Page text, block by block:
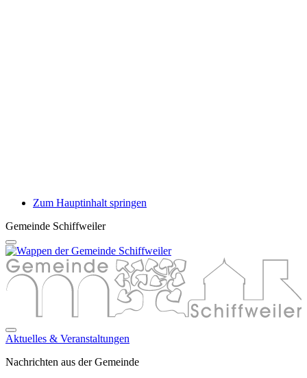
Zum Hauptinhalt springen
Gemeinde Schiffweiler
Aktuelles & Veranstaltungen
Nachrichten aus der Gemeinde